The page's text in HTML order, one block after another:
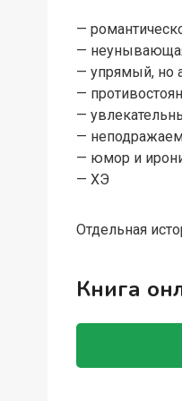
—
—
— упрямый, но
—
—
—
— юмор и
— ХЭ
Отдельная
Книга